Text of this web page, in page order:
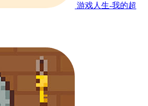
游戏人生-我的超